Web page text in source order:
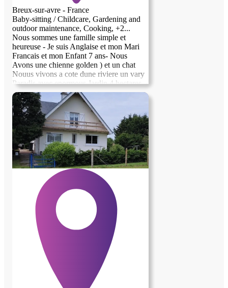
Breux-sur-avre - France
Baby-sitting / Childcare, Gardening and
outdoor maintenance, Cooking, +2...
Nous sommes une famille simple et
heureuse - Je suis Anglaise et mon Mari
Francais et mon Enfant 7 ans- Nous
Avons une chienne golden ) et un chat
Nouus vivons a cote dune riviere un vary
Paradis avec enormous Jardin 4 hectares -
tres beau et Pres de Verneuil sur avre avec
tous les magazines, cinema, Marche et
train pour Paris ( 1 hr) dans Notre Jardin il
y a une petite Maison independente et
nous cherchons quelqu'un pour y vivre
cette ete ( possibility de plus long temps si
ca se passe bien ) en change pour aide